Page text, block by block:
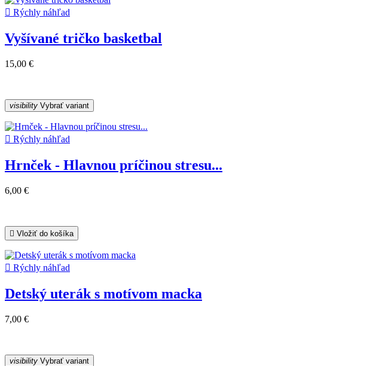
 Rýchly náhľad
Vyšívané tričko basketbal
15,00 €
visibility Vybrať variant
 Rýchly náhľad
Hrnček - Hlavnou príčinou stresu...
6,00 €
 Vložiť do košíka
 Rýchly náhľad
Detský uterák s motívom macka
7,00 €
visibility Vybrať variant